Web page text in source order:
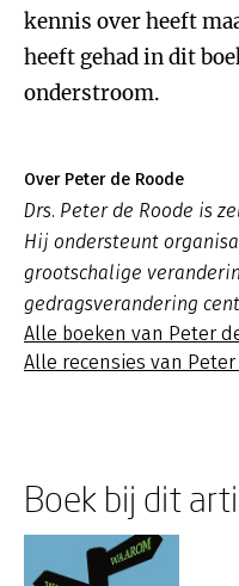
kennis over heeft
heeft gehad in dit
onderstroom.
Over Peter de Roode
Drs. Peter de Roode is
Hij ondersteunt
grootschalige
gedragsverandering
Alle boeken van Peter
Alle recensies van Peter
Boek bij dit